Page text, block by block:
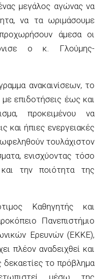
μεγάλος αγώνας να
να τα ωριμάσουμε
άμεσα οι
ο κ. Γλούμης-
ανακαινίσεων, το
επιδοτήσεις έως και
προκειμένου να
και ήπιες ενεργειακές
τουλάχιστον
ενισχύοντας τόσο
την ποιότητα της
Καθηγητής και
Πανεπιστήμιο
Ερευνών (ΕΚΚΕ),
πλέον αναδειχθεί και
δεκαετίες το πρόβλημα
μέσω της